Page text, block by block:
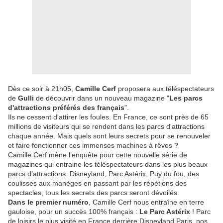
Dès ce soir à 21h05, Camille Cerf proposera aux téléspectateurs
de Gulli de découvrir dans un nouveau magazine "Les parcs
d'attractions préférés des français".
Ils ne cessent d'attirer les foules. En France, ce sont près de 65
millions de visiteurs qui se rendent dans les parcs d'attractions
chaque année. Mais quels sont leurs secrets pour se renouveler
et faire fonctionner ces immenses machines à rêves ?
Camille Cerf mène l’enquête pour cette nouvelle série de
magazines qui entraine les téléspectateurs dans les plus beaux
parcs d’attractions. Disneyland, Parc Astérix, Puy du fou, des
coulisses aux manèges en passant par les répétions des
spectacles, tous les secrets des parcs seront dévoilés.
Dans le premier numéro , Camille Cerf nous entraîne en terre
gauloise, pour un succès 100% français : Le Parc Astérix ! Parc
de loisirs le plus visité en France derrière Disneyland Paris, nos